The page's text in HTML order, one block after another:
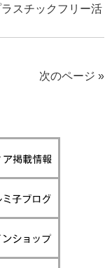
スチックフリー活
次のページ »